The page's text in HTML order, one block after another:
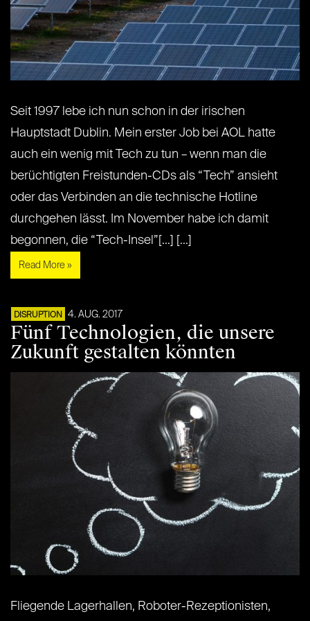
Seit 1997 lebe ich nun schon in der irischen
Hauptstadt Dublin. Mein erster Job bei AOL hatte
auch ein wenig mit Tech zu tun – wenn man die
berüchtigten Freistunden-CDs als “Tech” ansieht
oder das Verbinden an die technische Hotline
durchgehen lässt. Im November habe ich damit
begonnen, die “Tech-Insel”[...] [...]
Read More »
DISRUPTION 4. AUG. 2017
Fünf Technologien, die unsere
Zukunft gestalten könnten
Fliegende Lagerhallen, Roboter-Rezeptionisten,